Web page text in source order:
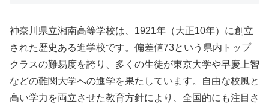
神奈川県立湘南高等学校は、1921年（大正10年）に創立
された歴史ある進学校です。偏差値73という県内トップ
クラスの難易度を誇り、多くの生徒が東京大学や早慶上智
などの難関大学への進学を果たしています。自由な校風と
高い学力を両立させた教育方針により、全国的にも注目さ